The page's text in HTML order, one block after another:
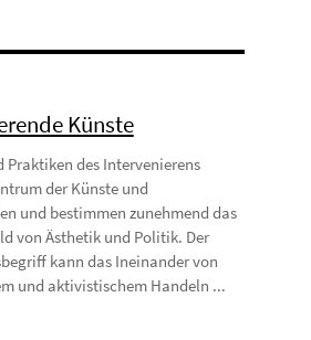
Künste
Praktiken des Intervenierens
der Künste und
und bestimmen zunehmend das
von Ästhetik und Politik. Der
kann das Ineinander von
und aktivistischem Handeln ...